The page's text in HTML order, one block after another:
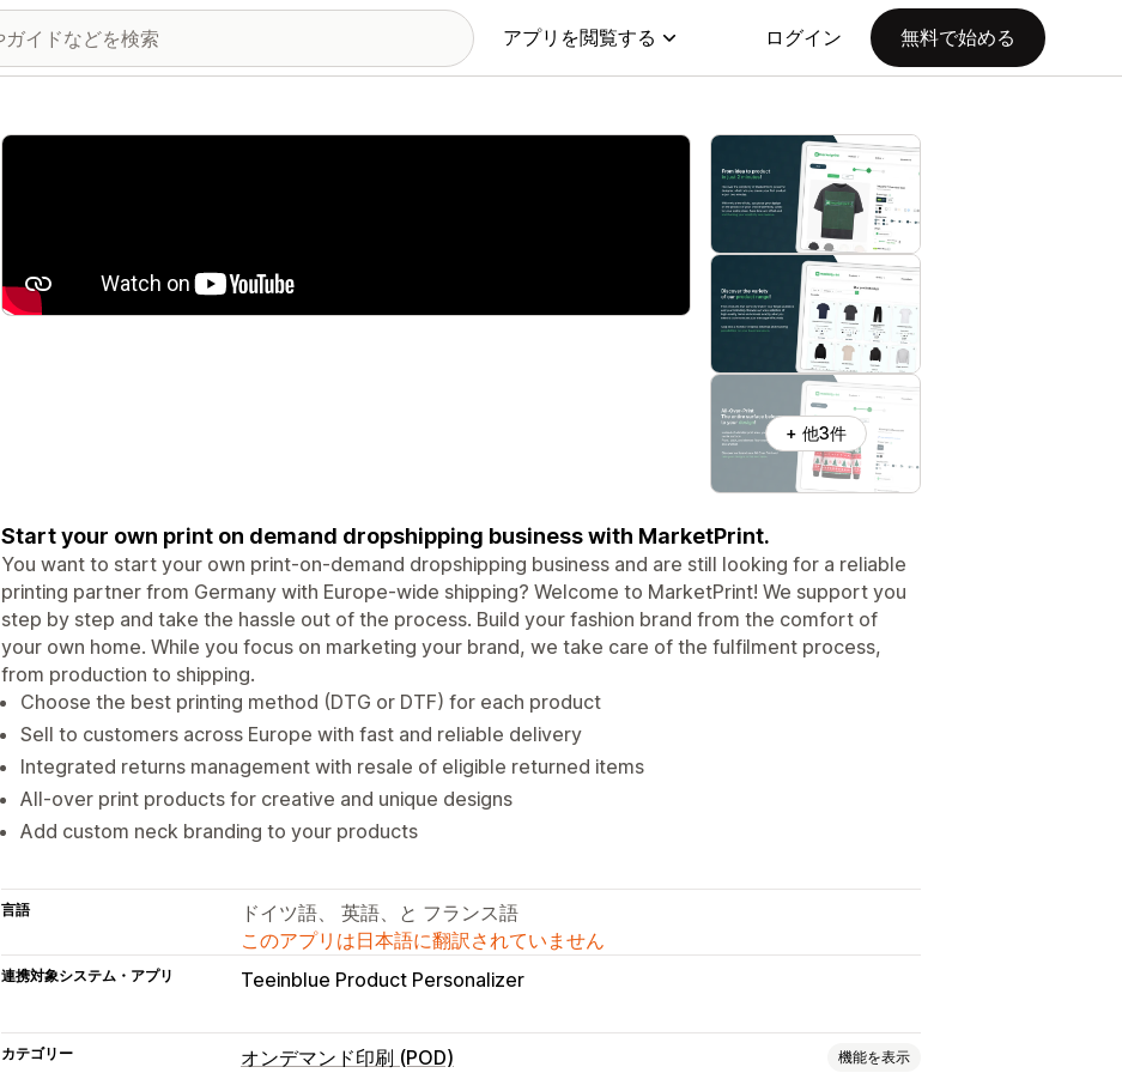
アプリを閲覧する ログイン 無料で始める
特集の画像ギャラリー
+ 他3件
Start your own print on demand dropshipping business with MarketPrint.
You want to start your own print-on-demand dropshipping business and are still looking for a reliable
printing partner from Germany with Europe-wide shipping? Welcome to MarketPrint! We support you
step by step and take the hassle out of the process. Build your fashion brand from the comfort of
your own home. While you focus on marketing your brand, we take care of the fulfilment process,
from production to shipping.
Choose the best printing method (DTG or DTF) for each product
Sell to customers across Europe with fast and reliable delivery
Integrated returns management with resale of eligible returned items
All-over print products for creative and unique designs
Add custom neck branding to your products
言語
ドイツ語、 英語、と フランス語
このアプリは日本語に翻訳されていません
連携対象システム・アプリ Teeinblue Product Personalizer
カテゴリー オンデマンド印刷 (POD) 機能を表示